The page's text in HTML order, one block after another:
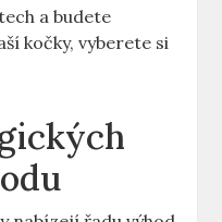
a budete
kočky, vyberete si